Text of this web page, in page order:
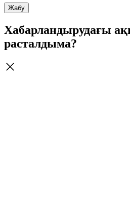
Жабу
Хабарландырудағы
расталдыма?